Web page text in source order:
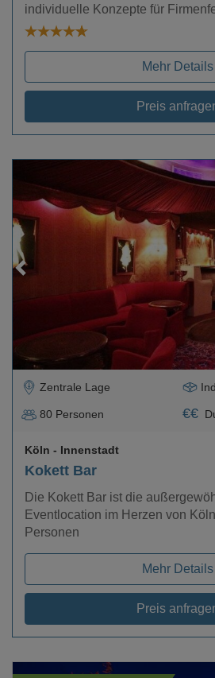
individuelle Konzepte für
Mehr Details
Preis
Loading...
Zentrale Lage
80 Personen €€
Kokett Bar
Köln - Innenstadt
Die Kokett Bar ist die
Eventlocation im Herzen von
Personen
Mehr Details
Preis